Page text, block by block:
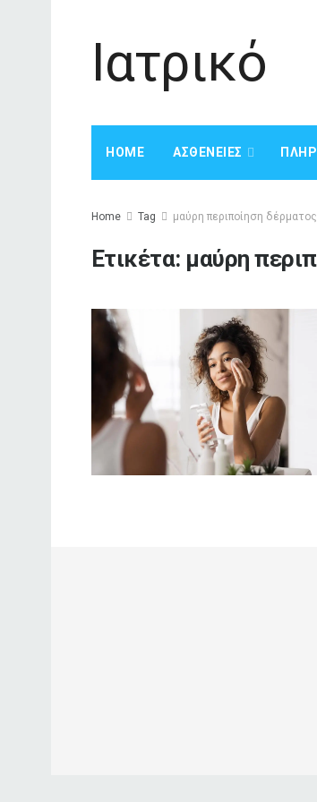
Ιατρικό
HOME ΑΣΘΈΝΕΙΕΣ
Home Tag μαύρη περιποίηση δέρματος
Ετικέτα: μαύρη